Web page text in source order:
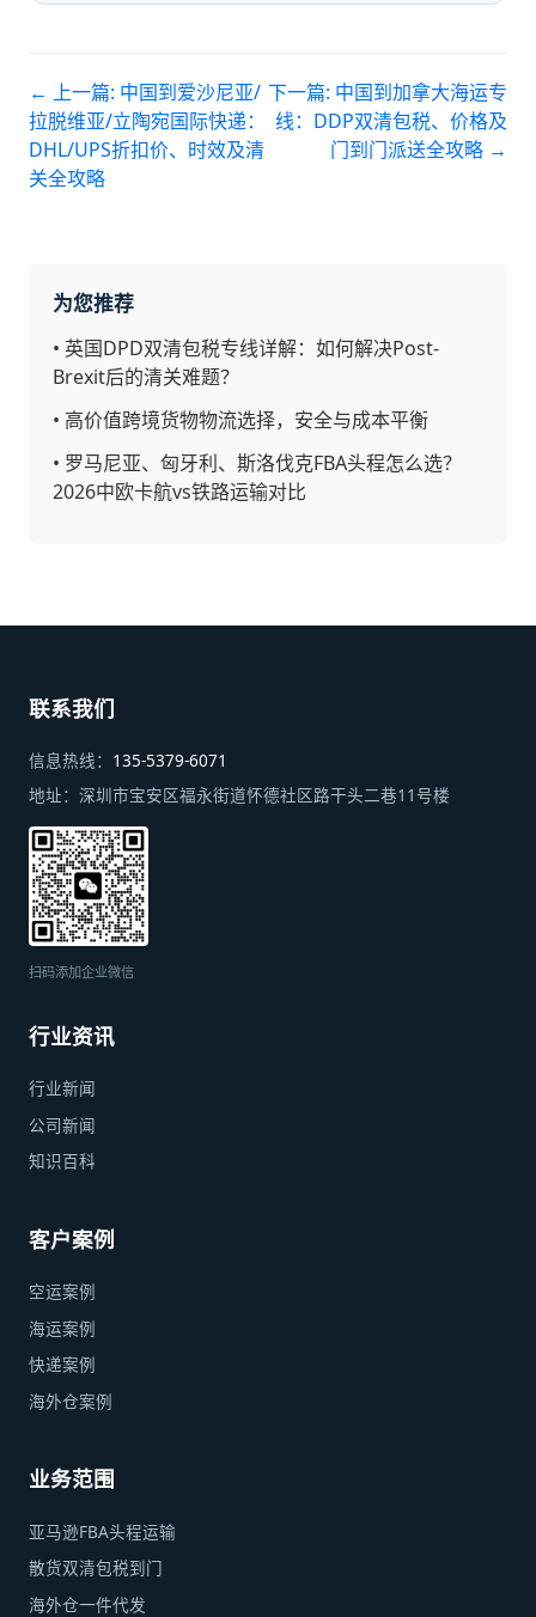
← 上一篇: 中国到爱沙尼亚/
拉脱维亚/立陶宛国际快递：
DHL/UPS折扣价、时效及清
关全攻略
下一篇: 中国到加拿大海运专
线：DDP双清包税、价格及
门到门派送全攻略 →
为您推荐
• 英国DPD双清包税专线详解：如何解决Post-
Brexit后的清关难题？
• 高价值跨境货物物流选择，安全与成本平衡
• 罗马尼亚、匈牙利、斯洛伐克FBA头程怎么选？
2026中欧卡航vs铁路运输对比
联系我们
信息热线： 135-5379-6071
地址： 深圳市宝安区福永街道怀德社区路干头二巷11号楼
扫码添加企业微信
行业资讯
行业新闻
公司新闻
知识百科
客户案例
空运案例
海运案例
快递案例
海外仓案例
业务范围
亚马逊FBA头程运输
散货双清包税到门
海外仓一件代发